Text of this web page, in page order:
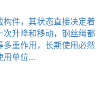
件，其状态直接决定着
升降和移动，钢丝绳都
重作用，长期使用必然
用单位...